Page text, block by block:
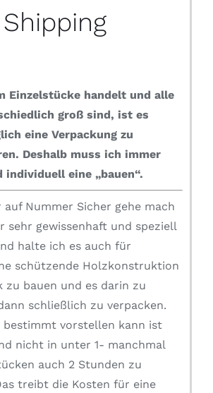
Shipping
Einzelstücke handelt und alle
groß sind, ist es
eine Verpackung zu
Deshalb muss ich immer
individuell eine „bauen“.
auf Nummer Sicher gehe mach
sehr gewissenhaft und speziell
halte ich es auch für
schützende Holzkonstruktion
zu bauen und es darin zu
schließlich zu verpacken.
bestimmt vorstellen kann ist
nicht in unter 1- manchmal
auch 2 Stunden zu
treibt die Kosten für eine